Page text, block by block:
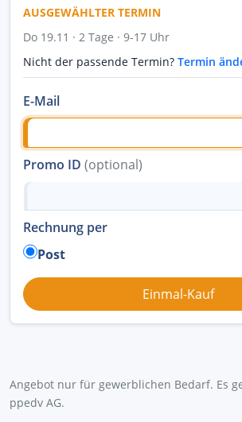
AUSGEWÄHLTER TERMIN
Do 19.11 · 2 Tage · 9-17 Uhr
Nicht der passende Termin? Termin
E-Mail
Promo ID (optional)
Rechnung per
Post
Angebot nur für gewerblichen Bedarf. Es
ppedv AG.